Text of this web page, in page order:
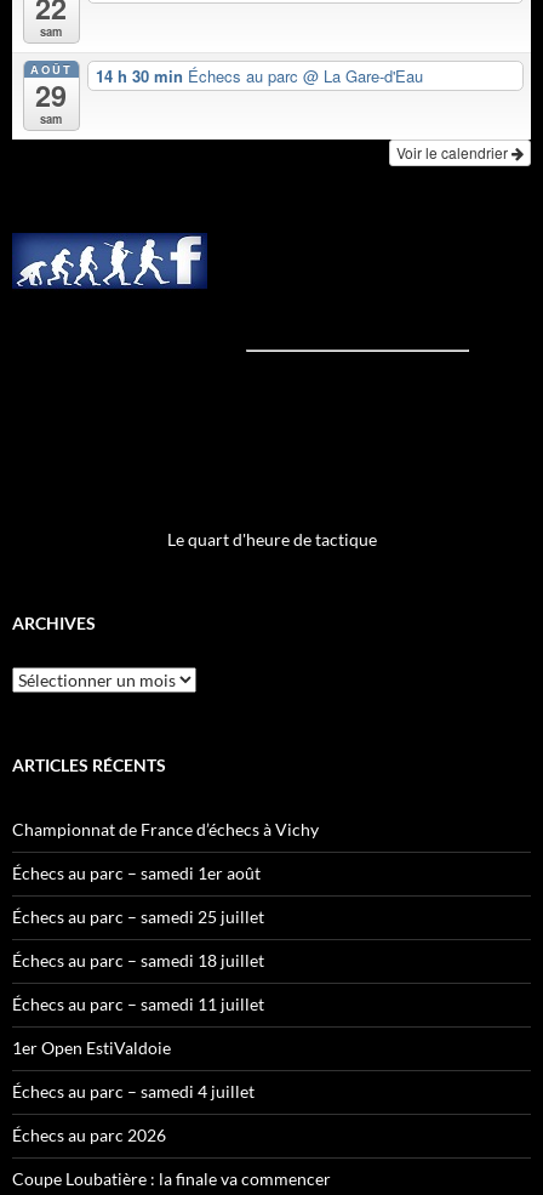
sam
AOÛT
29
sam
14 h 30 min Échecs au parc @ La Gare-d'Eau
Voir le calendrier
Le quart d'heure de tactique
ARCHIVES
Archives
ARTICLES RÉCENTS
Championnat de France d’échecs à Vichy
Échecs au parc – samedi 1er août
Échecs au parc – samedi 25 juillet
Échecs au parc – samedi 18 juillet
Échecs au parc – samedi 11 juillet
1er Open EstiValdoie
Échecs au parc – samedi 4 juillet
Échecs au parc 2026
Coupe Loubatière : la finale va commencer